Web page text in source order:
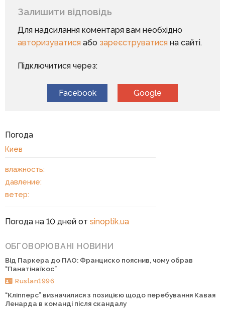
Залишити відповідь
Для надсилання коментаря вам необхідно
авторизуватисяабо зареєструватисяна сайті.
Підключитися через:
Facebook Google
Погода
Киев
влажность:
давление:
ветер:
Погода на 10 дней от sinoptik.ua
ОБГОВОРЮВАНІ НОВИНИ
Від Паркера до ПАО: Франциско пояснив, чому обрав
“Панатінаїкос”
Ruslan1996
“Кліпперс” визначилися з позицією щодо перебування Кавая
Ленарда в команді після скандалу